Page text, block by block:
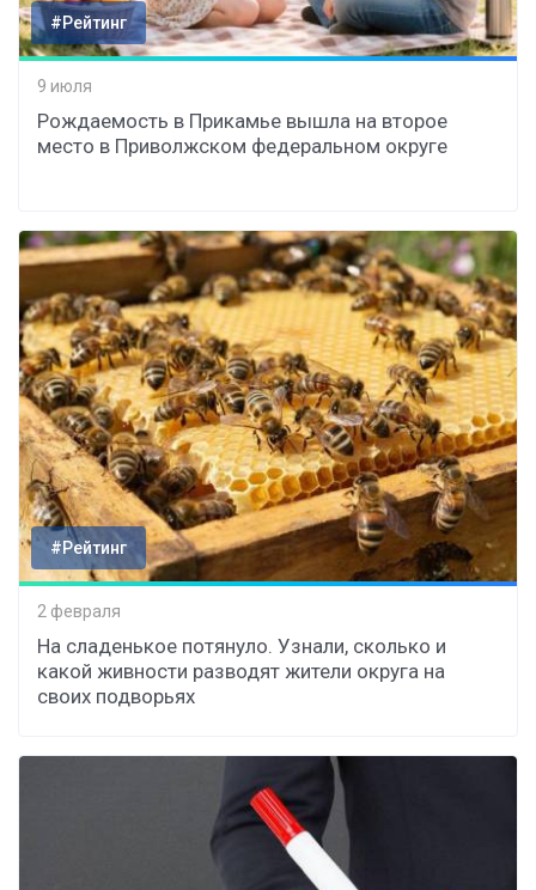
#Рейтинг
9 июля
Рождаемость в Прикамье вышла на второе
место в Приволжском федеральном округе
#Рейтинг
2 февраля
На сладенькое потянуло. Узнали, сколько и
какой живности разводят жители округа на
своих подворьях